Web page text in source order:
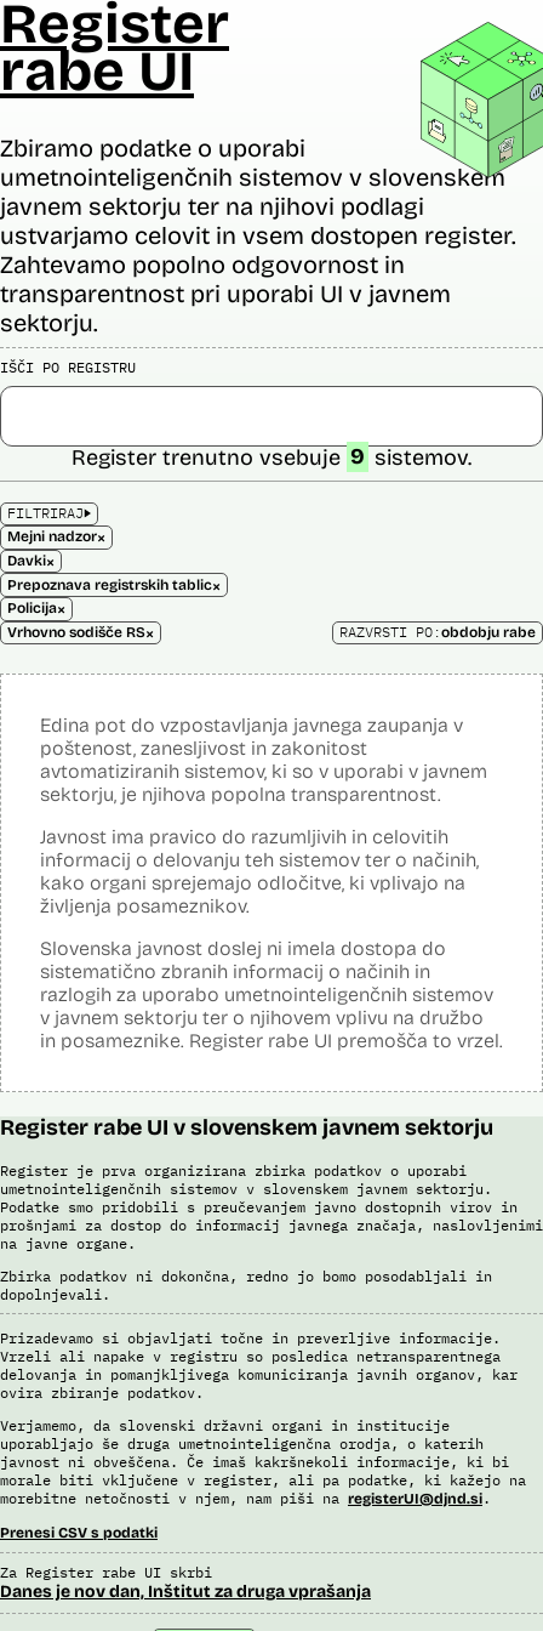
Register
rabe UI
Zbiramo podatke o uporabi
umetnointeligenčnih sistemov v slovenskem
javnem sektorju ter na njihovi podlagi
ustvarjamo celovit in vsem dostopen register.
Zahtevamo popolno odgovornost in
transparentnost pri uporabi UI v javnem
sektorju.
IŠČI PO REGISTRU
FILTRIRAJ
Mejni nadzor×
Davki×
Prepoznava registrskih tablic×
Policija×
Vrhovno sodišče RS×
Register trenutno vsebuje 9 sistemov.
RAZVRSTI PO:obdobju rabe
Edina pot do vzpostavljanja javnega zaupanja v
poštenost, zanesljivost in zakonitost
avtomatiziranih sistemov, ki so v uporabi v javnem
sektorju, je njihova popolna transparentnost.
Javnost ima pravico do razumljivih in celovitih
informacij o delovanju teh sistemov ter o načinih,
kako organi sprejemajo odločitve, ki vplivajo na
življenja posameznikov.
Slovenska javnost doslej ni imela dostopa do
sistematično zbranih informacij o načinih in
razlogih za uporabo umetnointeligenčnih sistemov
v javnem sektorju ter o njihovem vplivu na družbo
in posameznike. Register rabe UI premošča to vrzel.
Register rabe UI v slovenskem javnem sektorju
Register je prva organizirana zbirka podatkov o uporabi
umetnointeligenčnih sistemov v slovenskem javnem sektorju.
Podatke smo pridobili s preučevanjem javno dostopnih virov in
prošnjami za dostop do informacij javnega značaja, naslovljenimi
na javne organe.
Zbirka podatkov ni dokončna, redno jo bomo posodabljali in
dopolnjevali.
Prizadevamo si objavljati točne in preverljive informacije.
Vrzeli ali napake v registru so posledica netransparentnega
delovanja in pomanjkljivega komuniciranja javnih organov, kar
ovira zbiranje podatkov.
Verjamemo, da slovenski državni organi in institucije
uporabljajo še druga umetnointeligenčna orodja, o katerih
javnost ni obveščena. Če imaš kakršnekoli informacije, ki bi
morale biti vključene v register, ali pa podatke, ki kažejo na
morebitne netočnosti v njem, nam piši na registerUI@djnd.si.
Prenesi CSV s podatki
Za Register rabe UI skrbi
Danes je nov dan, Inštitut za druga vprašanja